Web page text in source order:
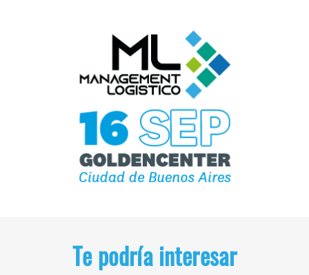
Te podría interesar